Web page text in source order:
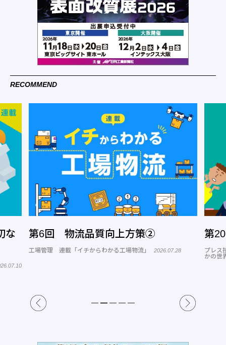
RECOMMEND
な 第6回 物流品質向上方策②
工場管理 連載「イチからわかる工場物流」 2026.07.28
第
プレス
かの世